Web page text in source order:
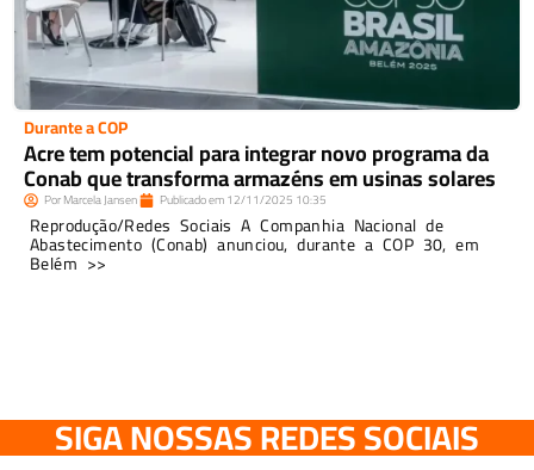
Durante a COP
Acre tem potencial para integrar novo programa da
Conab que transforma armazéns em usinas solares
PorMarcela Jansen Publicado em12/11/2025 10:35
Reprodução/Redes Sociais A Companhia Nacional de
Abastecimento (Conab) anunciou, durante a COP 30, em
Belém >>
SIGA NOSSAS REDES SOCIAIS